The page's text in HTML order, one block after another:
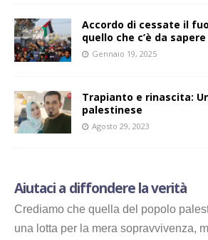
Accordo di cessate il
quello che c’è da sapere
Gennaio 19, 2025
Trapianto e rinascita:
palestinese
Agosto 29, 2023
Aiutaci a diffondere la verità
Crediamo che quella del popolo
una lotta per la mera sopravvivenza,